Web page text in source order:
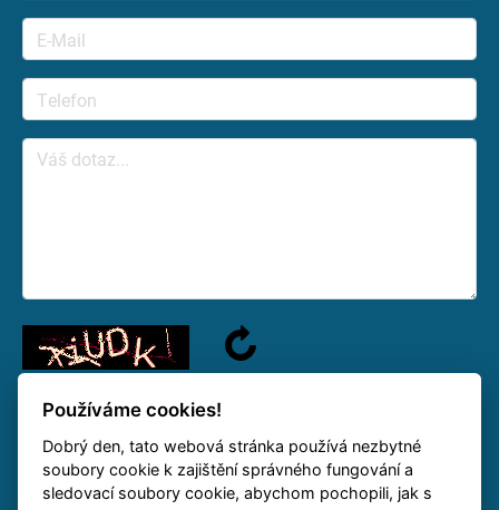
Wir beantworten Ihre Frage so bald wie möglich
Používáme cookies!
Dobrý den, tato webová stránka používá nezbytné
soubory cookie k zajištění správného fungování a
sledovací soubory cookie, abychom pochopili, jak s